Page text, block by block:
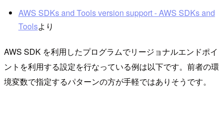
AWS SDKs and Tools version support - AWS SDKs and
Toolsより
AWS SDK を利用したプログラムでリージョナルエンドポイ
ントを利用する設定を行なっている例は以下です。前者の環
境変数で指定するパターンの方が手軽ではありそうです。